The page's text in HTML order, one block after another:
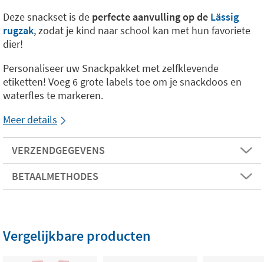
Deze snackset is de perfecte aanvulling op de Lässig
rugzak, zodat je kind naar school kan met hun favoriete
dier!
Personaliseer uw Snackpakket met zelfklevende
etiketten! Voeg 6 grote labels toe om je snackdoos en
waterfles te markeren.
Meer details
VERZENDGEGEVENS
BETAALMETHODES
Vergelijkbare producten